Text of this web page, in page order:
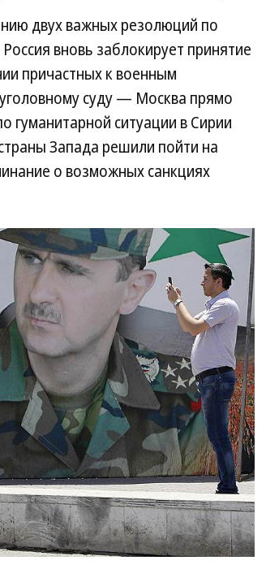
двух важных резолюций по
вновь заблокирует принятие
причастных к военным
суду — Москва прямо
гуманитарной ситуации в Сирии
Запада решили пойти на
о возможных санкциях